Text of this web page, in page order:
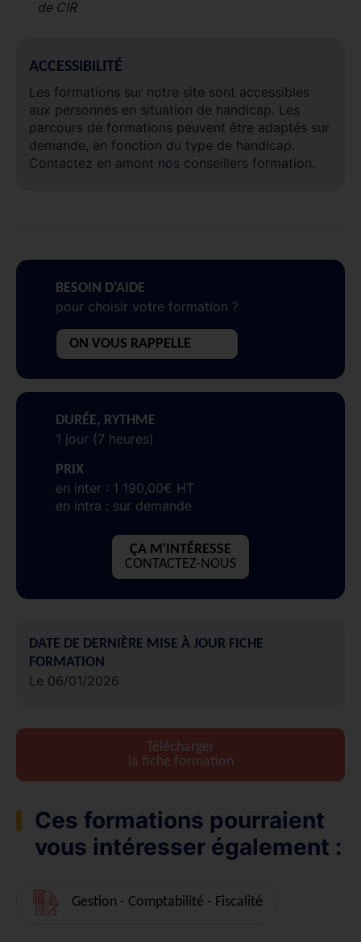
de CIR
ACCESSIBILITÉ
Les formations sur notre site sont accessibles
aux personnes en situation de handicap. Les
parcours de formations peuvent être adaptés sur
demande, en fonction du type de handicap.
Contactez en amont nos conseillers formation.
BESOIN D’AIDE
pour choisir votre formation ?
ON VOUS RAPPELLE
DURÉE, RYTHME
1 jour (7 heures)
PRIX
en inter : 1 190,00€ HT
en intra : sur demande
ÇA M'INTÉRESSE
CONTACTEZ-NOUS
DATE DE DERNIÈRE MISE À JOUR FICHE
FORMATION
Le 06/01/2026
Télécharger
la fiche formation
Ces formations pourraient
vous intéresser également :
Gestion - Comptabilité - Fiscalité